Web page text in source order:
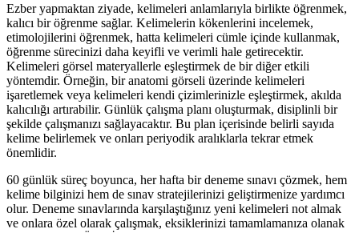
Ezber yapmaktan ziyade, kelimeleri anlamlarıyla birlikte öğrenmek,
kalıcı bir öğrenme sağlar. Kelimelerin kökenlerini incelemek,
etimolojilerini öğrenmek, hatta kelimeleri cümle içinde kullanmak,
öğrenme sürecinizi daha keyifli ve verimli hale getirecektir.
Kelimeleri görsel materyallerle eşleştirmek de bir diğer etkili
yöntemdir. Örneğin, bir anatomi görseli üzerinde kelimeleri
işaretlemek veya kelimeleri kendi çizimlerinizle eşleştirmek, akılda
kalıcılığı artırabilir. Günlük çalışma planı oluşturmak, disiplinli bir
şekilde çalışmanızı sağlayacaktır. Bu plan içerisinde belirli sayıda
kelime belirlemek ve onları periyodik aralıklarla tekrar etmek
önemlidir.
60 günlük süreç boyunca, her hafta bir deneme sınavı çözmek, hem
kelime bilginizi hem de sınav stratejilerinizi geliştirmenize yardımcı
olur. Deneme sınavlarında karşılaştığınız yeni kelimeleri not almak
ve onlara özel olarak çalışmak, eksiklerinizi tamamlamanıza olanak